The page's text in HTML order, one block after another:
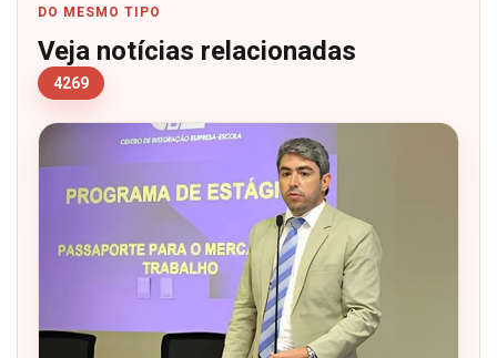
DO MESMO TIPO
Veja notícias relacionadas
4269